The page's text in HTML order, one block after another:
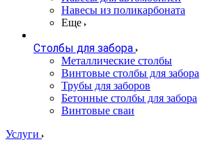
Навесы из поликарбоната
Еще
Столбы для забора
Металлические столбы
Винтовые столбы для забора
Трубы для заборов
Бетонные столбы для забора
Винтовые сваи
Услуги